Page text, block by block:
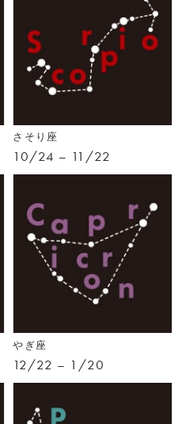
さそり座
10/24 – 11/22
やぎ座
12/22 – 1/20